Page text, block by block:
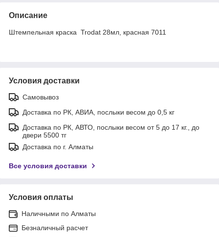
Описание
Штемпельная краска Trodat 28мл, красная 7011
Условия доставки
Самовывоз
Доставка по РК, АВИА, послыки весом до 0,5 кг
Доставка по РК, АВТО, послыки весом от 5 до 17 кг., до
двери 5500 тг
Доставка по г. Алматы
Все условия доставки
Условия оплаты
Наличными по Алматы
Безналичный расчет